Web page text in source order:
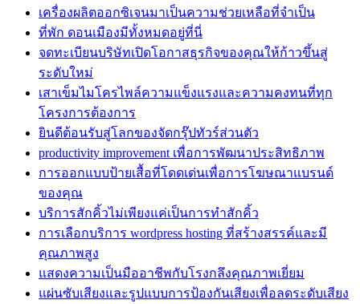
เครื่องผลิตออกซิเจนมาเป็นความช่วยเหลือที่จำเป็น
ที่พัก ดอนเมืองมีทั้งหมดอยู่ที่นี่
จดทะเบียนบริษัทเปิดโอกาสธุรกิจของคุณให้ก้าวขึ้นสู่
ระดับใหม่
เสาเข็มไมโครไพล์ความแข็งแรงและความคงทนที่ทุก
โครงการต้องการ
ยินดีต้อนรับสู่โลกของจัดกรุ๊ปทัวร์ส่วนตัว
productivity improvement เพื่อการพัฒนาประสิทธิภาพ
การออกแบบป้ายเสื้อที่โดดเด่นเพื่อการโฆษณาแบรนด์
ของคุณ
บริการสักคิ้วไม่เพียงแค่เป็นการทำสักคิ้ว
การเลือกบริการ wordpress hosting ที่สร้างสรรค์และมี
คุณภาพสูง
แสดงความเป็นมืออาชีพกับโรงกลึงคุณภาพเยี่ยม
แผ่นซับเสียงและรูปแบบการป้องกันเสียงเพื่อลดระดับเสียง